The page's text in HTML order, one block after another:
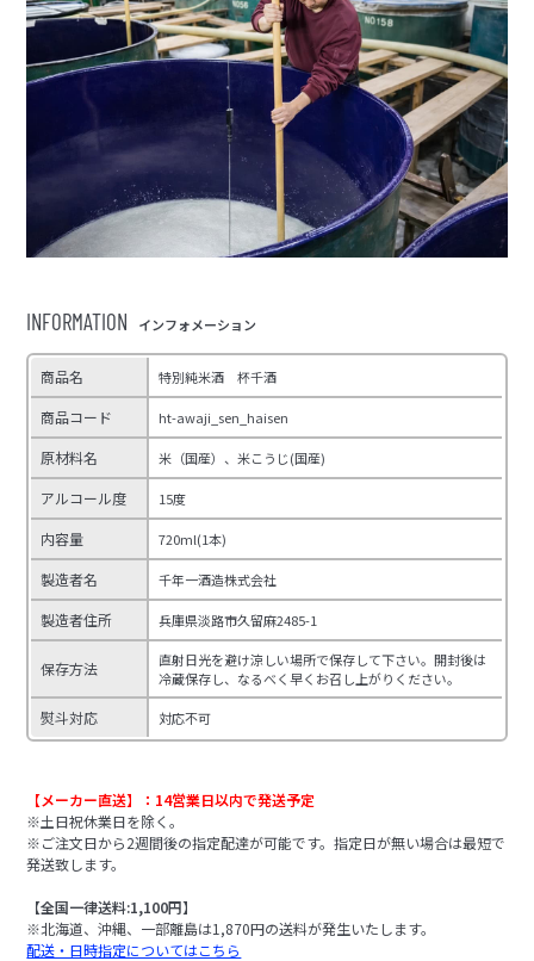
INFORMATION インフォメーション
商品名 特別純米酒 杯千酒
商品コード ht-awaji_sen_haisen
原材料名 米（国産）、米こうじ(国産)
アルコール度 15度
内容量 720ml(1本)
製造者名 千年一酒造株式会社
製造者住所 兵庫県淡路市久留麻2485-1
保存方法
直射日光を避け涼しい場所で保存して下さい。開封後は
冷蔵保存し、なるべく早くお召し上がりください。
熨斗対応 対応不可
【メーカー直送】：14営業日以内で発送予定
※土日祝休業日を除く。
※ご注文日から2週間後の指定配達が可能です。指定日が無い場合は最短で
発送致します。
【全国一律送料:1,100円】
※北海道、沖縄、一部離島は1,870円の送料が発生いたします。
配送・日時指定についてはこちら